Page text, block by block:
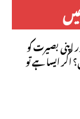
بصیرت کو
ایسا ہے تو